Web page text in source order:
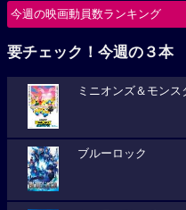
今週の映画動員数ランキング
要チェック！今週の３本
ミニオンズ＆モンス
ブルーロック